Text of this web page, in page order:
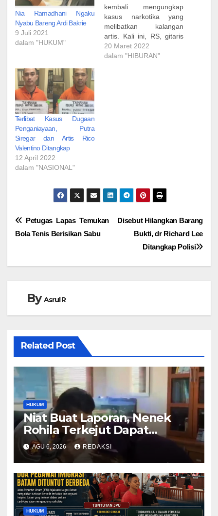
Nia Ramadhani Ngaku
Nyabu Bareng Ardi Bakrie
9 Juli 2021
dalam "HUKUM"
kembali mengungkap
kasus narkotika yang
melibatkan kalangan
artis. Kali ini, RS, gitaris
band Geisha karena
kedapatan menyimpan
20 Maret 2022
dalam "HIBURAN"
Terlibat Kasus Dugaan
Penganiayaan, Putra
Siregar dan Artis Rico
Valentino Ditangkap
12 April 2022
dalam "NASIONAL"
Navigasi
Disebut Hilangkan Barang
Bukti, dr Richard Lee
Ditangkap Polisi
Petugas Lapas Temukan
Bola Tenis Berisikan Sabu
ByAsrul R
Related Post
HUKUM
Niat Buat Laporan, Nenek
Rohila Terkejut Dapat
Bantuan dari Kabid Propam
Kombes Pol Eddwi
AGU 6, 2026 REDAKSI
HUKUM